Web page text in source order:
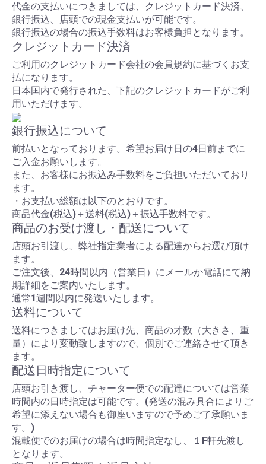
代金の支払いにつきましては、クレジットカード決済、
銀行振込、店頭での現金支払いが可能です。
銀行振込の場合の振込手数料はお客様負担となります。
クレジットカード決済
ご利用のクレジットカード会社の会員規約に基づくお支
払になります。
日本国内で発行された、下記のクレジットカードがご利
用いただけます。
銀行振込について
前払いとなっております。希望お届け日の4日前までに
ご入金お願いします。
また、お客様にお振込み手数料をご負担いただいており
ます。
・お支払い総額は以下のとおりです。
商品代金(税込)＋送料(税込)＋振込手数料です。
商品のお受け渡し・配送について
店頭お引渡し、弊社指定業者による配達からお選び頂け
ます。
ご注文後、24時間以内（営業日）にメールか電話にて納
期詳細をご案内いたします。
通常1週間以内に発送いたします。
送料について
送料につきましてはお届け先、商品の才数（大きさ、重
量）により変動致しますので、個別でご連絡させて頂き
ます。
配送日時指定について
店頭お引き渡し、チャーター便での配達については営業
時間内の日時指定は可能です。(発送の混み具合によりご
希望に添えない場合も御座いますので予めご了承願いま
す。)
混載便でのお届けの場合は時間指定なし、１F軒先渡し
となります。